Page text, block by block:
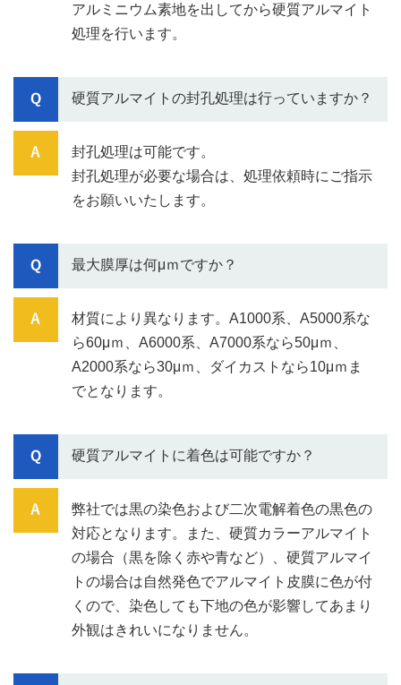
アルミニウム素地を出してから硬質アルマイト
処理を行います。
硬質アルマイトの封孔処理は行っていますか？
封孔処理は可能です。
封孔処理が必要な場合は、処理依頼時にご指示
をお願いいたします。
最大膜厚は何μｍですか？
材質により異なります。A1000系、A5000系な
ら60μｍ、A6000系、A7000系なら50μｍ、
A2000系なら30μｍ、ダイカストなら10μｍま
でとなります。
硬質アルマイトに着色は可能ですか？
弊社では黒の染色および二次電解着色の黒色の
対応となります。また、硬質カラーアルマイト
の場合（黒を除く赤や青など）、硬質アルマイ
トの場合は自然発色でアルマイト皮膜に色が付
くので、染色しても下地の色が影響してあまり
外観はきれいになりません。